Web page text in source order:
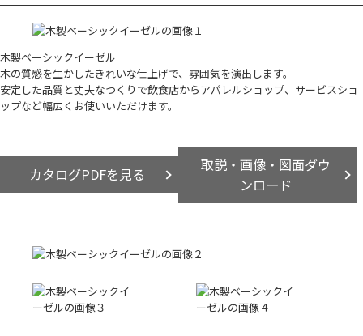
木製ベーシックイーゼル
木の質感を生かしたきれいな仕上げで、雰囲気を演出します。
安定した品質と丈夫なつくりで飲食店からアパレルショップ、サービスショ
ップなど幅広くお使いいただけます。
カタログPDFを見る
取説・画像・図面ダウ
ンロード